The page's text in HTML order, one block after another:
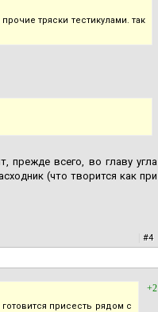
тряски тестикулами. так
прежде всего, во главу угла
(что творится как при
#4
+2
присесть рядом с